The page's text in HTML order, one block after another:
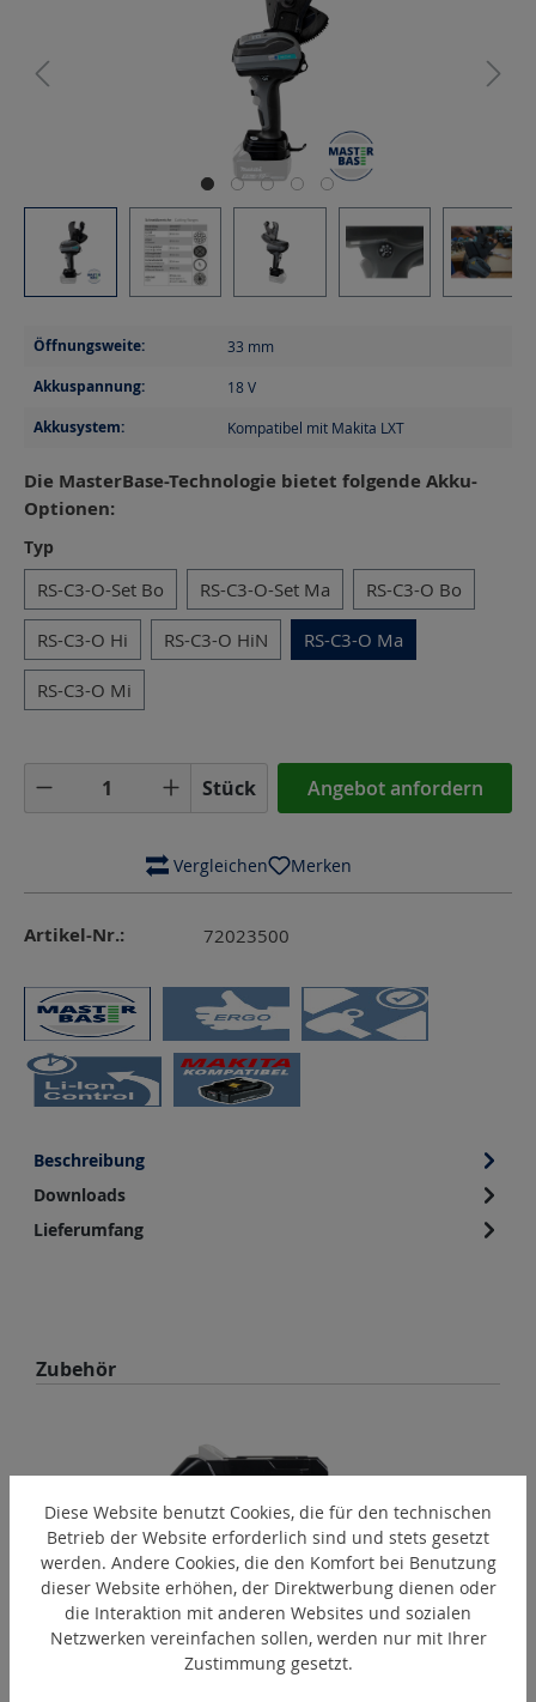
Öffnungsweite: 33 mm
Akkuspannung: 18V
Akkusystem: Kompatibel mit Makita LXT
Die MasterBase-Technologie bietet folgende Akku-
Optionen:
Typ
RS-C3-O-Set Bo RS-C3-O-Set Ma RS-C3-O Bo
RS-C3-O Hi RS-C3-O HiN RS-C3-O Ma
RS-C3-O Mi
Produkt Anzahl: Gib den gewünschten
Stück Angebot anfordern
Vergleichen Merken
Artikel-Nr.: 72023500
Beschreibung
Downloads
Lieferumfang
Produktgalerie überspringen
Zubehör
BL1850B
Diese Website benutzt Cookies, die für den technischen
Betrieb der Website erforderlich sind und stets gesetzt
werden. Andere Cookies, die den Komfort bei Benutzung
dieser Website erhöhen, der Direktwerbung dienen oder
die Interaktion mit anderen Websites und sozialen
Netzwerken vereinfachen sollen, werden nur mit Ihrer
Zustimmung gesetzt.